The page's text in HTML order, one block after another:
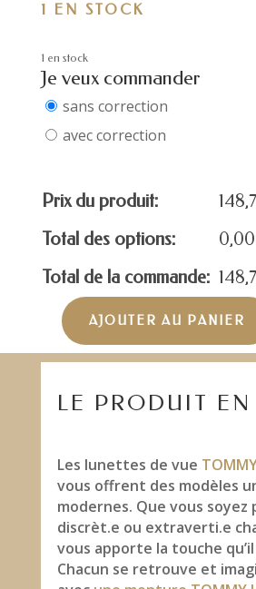
1 EN STOCK
1 en stock
Je veux commander
sans correction
avec correction
Prix du produit:
Total des options:
0,00
Total de la commande:
quantité
de
HILFIGER
TH1862/S-
AJOUTER AU PANIER
LE PRODUIT
Les lunettes de vue
vous offrent des modèles
modernes. Que vous
discrèt.e ou extraverti.e
vous apporte la touche
Chacun se retrouve et